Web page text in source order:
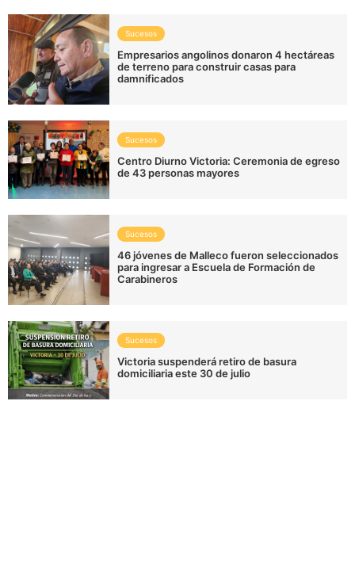
Sucesos
Empresarios angolinos donaron 4 hectáreas
de terreno para construir casas para
damnificados
Sucesos
Centro Diurno Victoria: Ceremonia de egreso
de 43 personas mayores
Sucesos
46 jóvenes de Malleco fueron seleccionados
para ingresar a Escuela de Formación de
Carabineros
Sucesos
Victoria suspenderá retiro de basura
domiciliaria este 30 de julio